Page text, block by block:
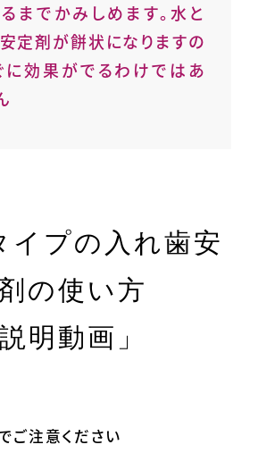
までかみしめます。水と
定剤が餅状になりますの
に効果がでるわけではあ
イプの入れ歯安
の使い方
説明動画」
ご注意ください